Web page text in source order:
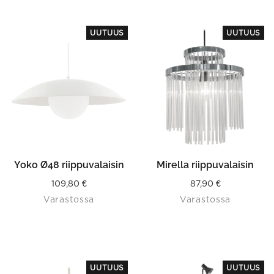
UUTUUS
Yoko Ø48 riippuvalaisin
109,80 €
Varastossa
UUTUUS
Mirella riippuvalaisin
87,90 €
Varastossa
UUTUUS UUTUUS
This